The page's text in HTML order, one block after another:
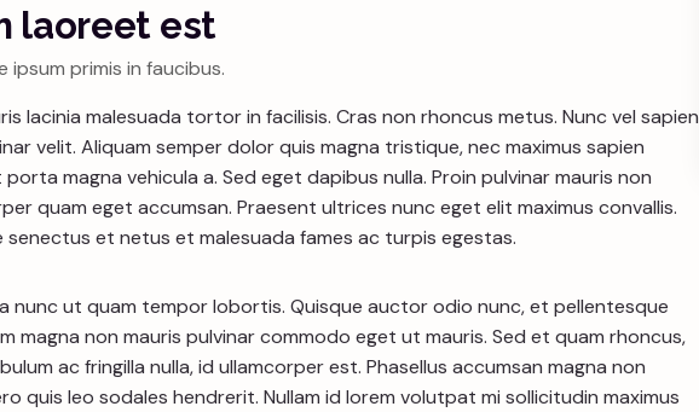
laoreet est
primis in faucibus.
lacinia malesuada tortor in facilisis. Cras non rhoncus metus. Nunc vel sapien
velit. Aliquam semper dolor quis magna tristique, nec maximus sapien
magna vehicula a. Sed eget dapibus nulla. Proin pulvinar mauris non
quam eget accumsan. Praesent ultrices nunc eget elit maximus convallis.
et netus et malesuada fames ac turpis egestas.
nunc ut quam tempor lobortis. Quisque auctor odio nunc, et pellentesque
magna non mauris pulvinar commodo eget ut mauris. Sed et quam rhoncus,
ac fringilla nulla, id ullamcorper est. Phasellus accumsan magna non
quis leo sodales hendrerit. Nullam id lorem volutpat mi sollicitudin maximus